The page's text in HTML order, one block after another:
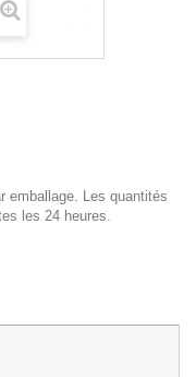
emballage. Les quantités
les 24 heures.